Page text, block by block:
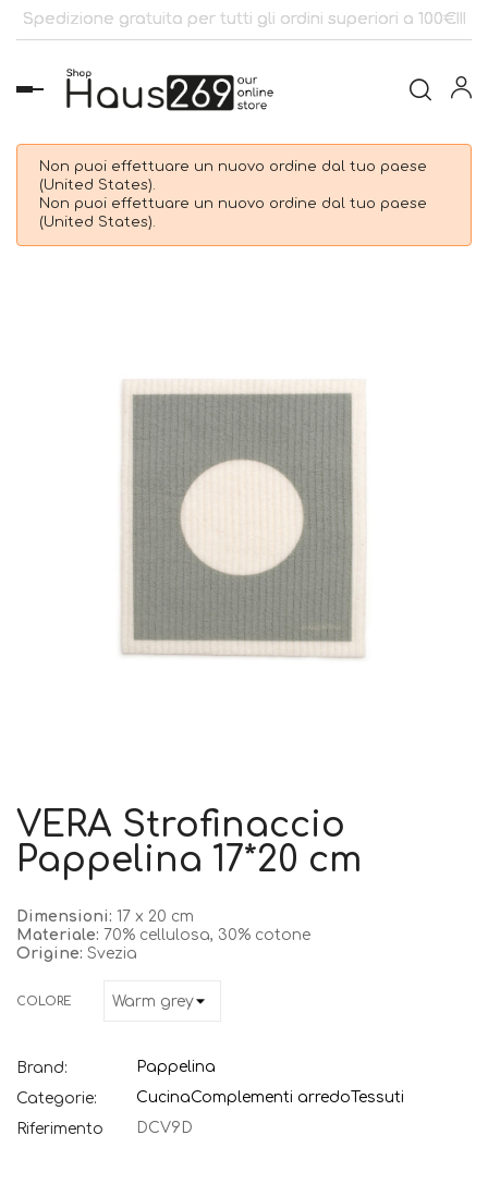
Spedizione gratuita per tutti gli ordini superiori a 100€!!!
navigazione
Non puoi effettuare un nuovo ordine dal tuo paese
(United States).
Non puoi effettuare un nuovo ordine dal tuo paese
(United States).
VERA Strofinaccio
Pappelina 17*20 cm
Dimensioni: 17 x 20 cm
Materiale: 70% cellulosa, 30% cotone
Origine: Svezia
COLORE
Brand:
Pappelina
Categorie:
CucinaComplementi arredo Tessuti
Riferimento
DCV9D